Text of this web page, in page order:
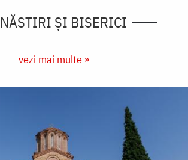
ȘI BISERICI
vezi mai multe »